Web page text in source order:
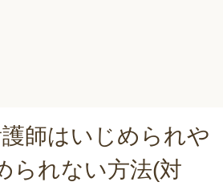
師はいじめられや
られない方法(対